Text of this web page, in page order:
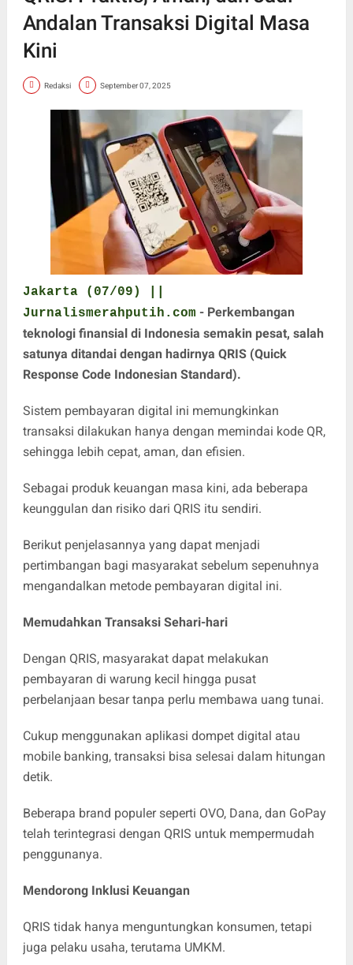
Andalan Transaksi Digital Masa
Kini
Redaksi September 07, 2025
Jakarta (07/09) ||
Jurnalismerahputih.com - Perkembangan
teknologi finansial di Indonesia semakin pesat, salah
satunya ditandai dengan hadirnya QRIS (Quick
Response Code Indonesian Standard).
Sistem pembayaran digital ini memungkinkan
transaksi dilakukan hanya dengan memindai kode QR,
sehingga lebih cepat, aman, dan efisien.
Sebagai produk keuangan masa kini, ada beberapa
keunggulan dan risiko dari QRIS itu sendiri.
Berikut penjelasannya yang dapat menjadi
pertimbangan bagi masyarakat sebelum sepenuhnya
mengandalkan metode pembayaran digital ini.
Memudahkan Transaksi Sehari-hari
Dengan QRIS, masyarakat dapat melakukan
pembayaran di warung kecil hingga pusat
perbelanjaan besar tanpa perlu membawa uang tunai.
Cukup menggunakan aplikasi dompet digital atau
mobile banking, transaksi bisa selesai dalam hitungan
detik.
Beberapa brand populer seperti OVO, Dana, dan GoPay
telah terintegrasi dengan QRIS untuk mempermudah
penggunanya.
Mendorong Inklusi Keuangan
QRIS tidak hanya menguntungkan konsumen, tetapi
juga pelaku usaha, terutama UMKM.